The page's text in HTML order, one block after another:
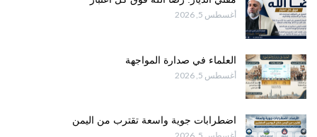
أغسطس 5, 2026
العلماء في صدارة المواجهة
أغسطس 5, 2026
اضطرابات جوية واسعة تقترب من اليمن